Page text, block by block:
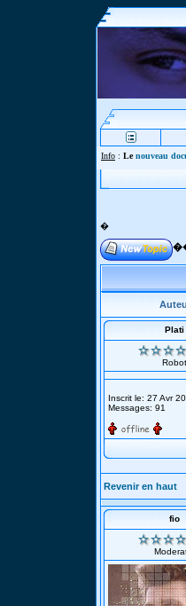
Info : Lenouveau
�
Plati
Robot
Inscrit le: 27 Avr
Messages: 91
Revenir en haut
fio